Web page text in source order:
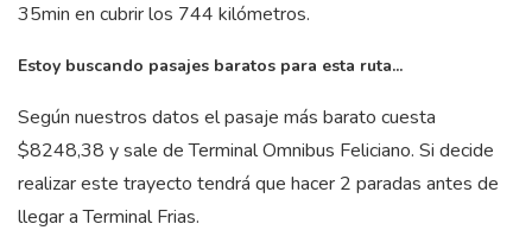
35min en cubrir los 744 kilómetros.
Estoy buscando pasajes baratos para esta ruta...
Según nuestros datos el pasaje más barato cuesta
$8248,38 y sale de Terminal Omnibus Feliciano. Si decide
realizar este trayecto tendrá que hacer 2 paradas antes de
llegar a Terminal Frias.